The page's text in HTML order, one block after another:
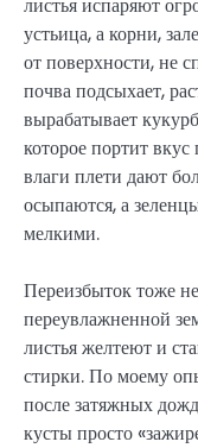
устьица, а корни,
от поверхности, не
почва подсыхает,
вырабатывает
которое портит
влаги плети дают
осыпаются, а
мелкими.
Переизбыток тоже
переувлажненной
листья желтеют и
стирки. По моему
после затяжных
кусты просто